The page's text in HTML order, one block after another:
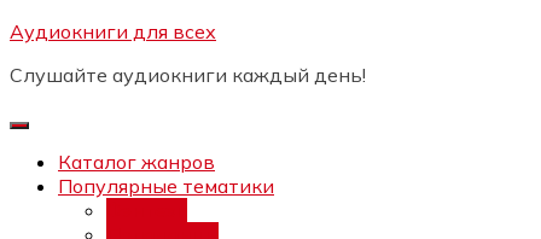
Перейти
содержимому
Аудиокниги для всех
Слушайте аудиокниги каждый день!
Каталог жанров
Популярные тематики
Бесплатный интенсив:
каналов"